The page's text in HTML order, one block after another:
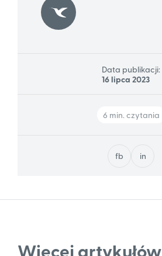
Data publikacji:
16 lipca 2023
6 min. czytania
fb in
Więcej artykułów